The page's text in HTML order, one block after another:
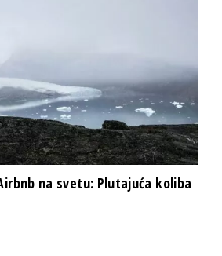
na svetu: Plutajuća koliba